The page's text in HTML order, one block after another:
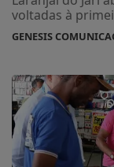
voltadas à
GENESIS